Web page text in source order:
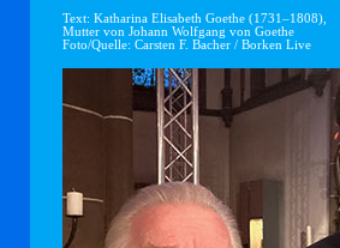
Text: Katharina Elisabeth Goethe (1731–1808),
Mutter von Johann Wolfgang von Goethe
Foto/Quelle: Carsten F. Bacher / Borken Live